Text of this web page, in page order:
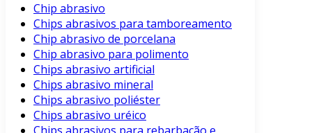
Chip abrasivo
Chips abrasivos para tamboreamento
Chip abrasivo de porcelana
Chip abrasivo para polimento
Chips abrasivo artificial
Chips abrasivo mineral
Chips abrasivo poliéster
Chips abrasivo uréico